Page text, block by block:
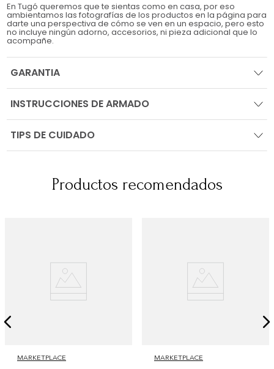
En Tugó queremos que te sientas como en casa, por eso
ambientamos las fotografías de los productos en la página para
darte una perspectiva de cómo se ven en un espacio, pero esto
no incluye ningún adorno, accesorios, ni pieza adicional que lo
acompañe.
GARANTIA
INSTRUCCIONES DE ARMADO
TIPS DE CUIDADO
Productos recomendados
MARKETPLACE MARKETPLACE